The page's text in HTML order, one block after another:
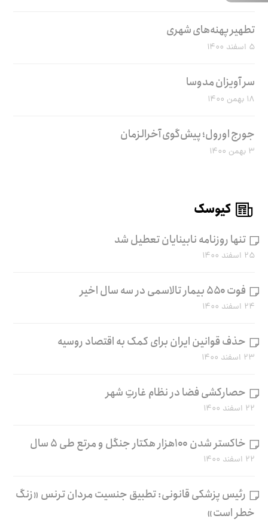
تطهیر پهنه‌های شهری
۵ اسفند ۱۴۰۰
سر آویزان مدوسا
۱۸ بهمن ۱۴۰۰
جورج اورول؛ پیش‌گوی آخرالزمان
۳ بهمن ۱۴۰۰
کیوسک
تنها روزنامه نابینایان تعطیل شد
۲۵ اسفند ۱۴۰۰
فوت ۵۵۰ بیمار تالاسمی در سه سال اخیر
۲۴ اسفند ۱۴۰۰
حذف قوانین ایران برای کمک به اقتصاد روسیه
۲۳ اسفند ۱۴۰۰
حصارکشی فضا در نظام غارتِ شهر
۲۲ اسفند ۱۴۰۰
خاکستر شدن ۱۰۰هزار هکتار جنگل و مرتع طی ۵ سال
۲۲ اسفند ۱۴۰۰
رئیس پزشکی قانونی: تطبیق جنسیت مردان ترنس «زنگ
خطر است»